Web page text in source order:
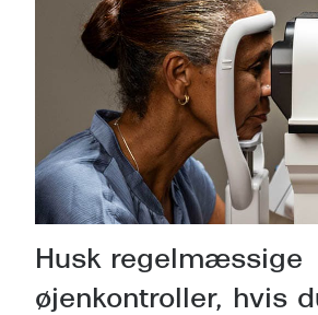
Husk regelmæssige
øjenkontroller, hvis